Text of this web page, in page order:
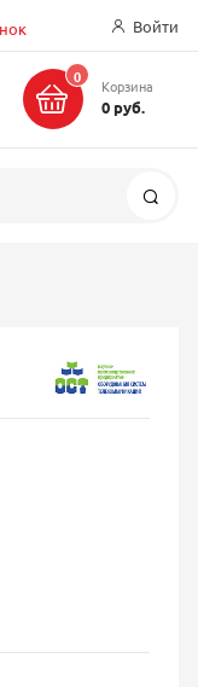
Войти
0 Корзина
0 руб.